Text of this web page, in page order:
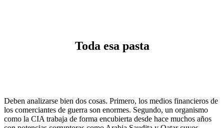
Toda esa pasta
Deben analizarse bien dos cosas. Primero, los medios financieros de
los comerciantes de guerra son enormes. Segundo, un organismo
como la CIA trabaja de forma encubierta desde hace muchos años